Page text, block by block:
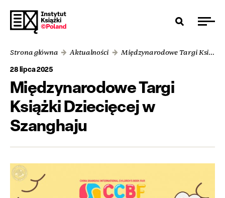
Strona główna Aktualności Międzynarodowe Targi Książki Dziecięcej w Szanghaju
28 lipca 2025
Międzynarodowe Targi
Książki Dziecięcej w
Szanghaju